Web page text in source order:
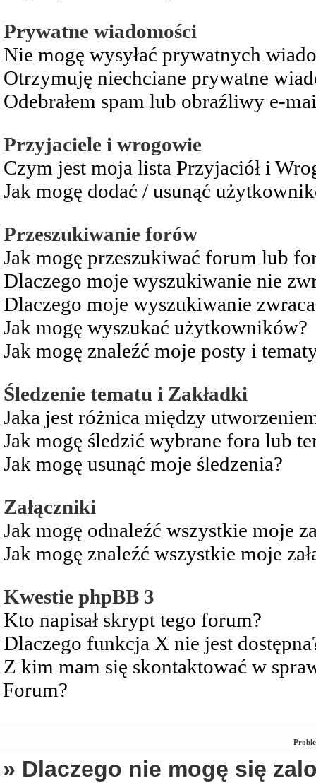
Prywatne wiadomości
Nie mogę wysyłać prywatnych
Otrzymuję niechciane prywatne
Odebrałem spam lub obraźliwy e-
Przyjaciele i wrogowie
Czym jest moja lista Przyjaciół i
Jak mogę dodać / usunąć
Przeszukiwanie forów
Jak mogę przeszukiwać forum lub
Dlaczego moje wyszukiwanie nie
Dlaczego moje wyszukiwanie
Jak mogę wyszukać użytkowników?
Jak mogę znaleźć moje posty i
Śledzenie tematu i Zakładki
Jaka jest różnica między
Jak mogę śledzić wybrane fora lub
Jak mogę usunąć moje śledzenia?
Załączniki
Jak mogę odnaleźć wszystkie moje
Jak mogę znaleźć wszystkie moje
Kwestie phpBB 3
Kto napisał skrypt tego forum?
Dlaczego funkcja X nie jest
Z kim mam się skontaktować w
Forum?
» Dlaczego nie mogę się